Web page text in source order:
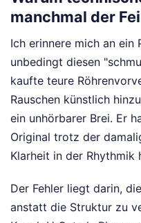
manchmal der
Ich erinnere mich an ein
unbedingt diesen
kaufte teure
Rauschen künstlich
ein unhörbarer Brei. Er
Original trotz der
Klarheit in der Rhythmik
Der Fehler liegt darin,
anstatt die Struktur zu